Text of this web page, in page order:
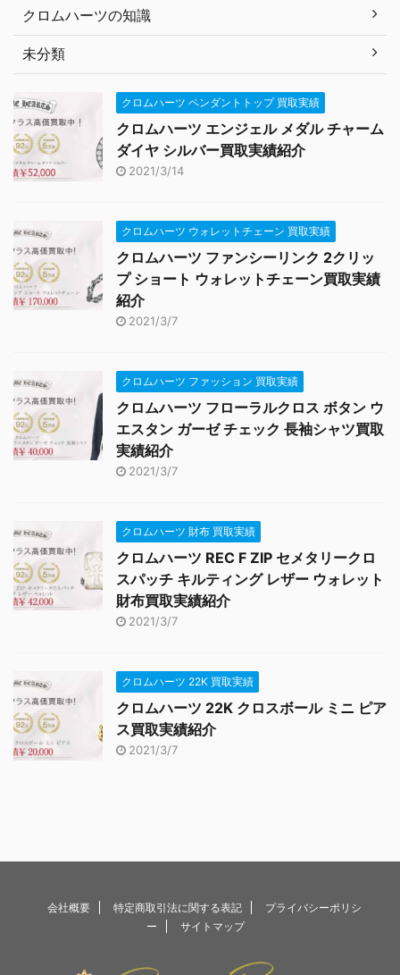
クロムハーツの知識
未分類
クロムハーツ ペンダントトップ 買取実績
クロムハーツ エンジェル メダル チャーム
ダイヤ シルバー買取実績紹介
2021/3/14
クロムハーツ ウォレットチェーン 買取実績
クロムハーツ ファンシーリンク 2クリッ
プ ショート ウォレットチェーン買取実績
紹介
2021/3/7
クロムハーツ ファッション 買取実績
クロムハーツ フローラルクロス ボタン ウ
エスタン ガーゼ チェック 長袖シャツ買取
実績紹介
2021/3/7
クロムハーツ 財布 買取実績
クロムハーツ REC F ZIP セメタリークロ
スパッチ キルティング レザー ウォレット
財布買取実績紹介
2021/3/7
クロムハーツ 22K 買取実績
クロムハーツ 22K クロスボール ミニ ピア
ス買取実績紹介
2021/3/7
会社概要 特定商取引法に関する表記
プライバシーポリシ
ー
サイトマップ